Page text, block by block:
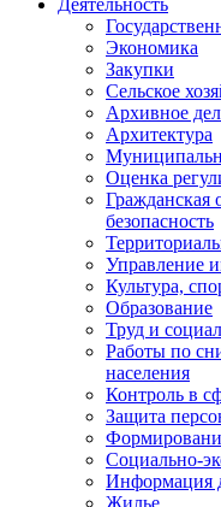
Деятельность
Экономика
Закупки
Сельское
Архивное
Архитектура
Оценка
Гражданская
безопасность
Управление
Культура,
Образование
Труд и
Работы по
населения
Контроль в
Защита
Социально-
Информация